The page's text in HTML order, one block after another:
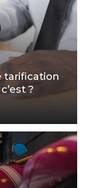
tarification
?